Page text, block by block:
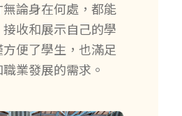
論身在何處，都能
收和展示自己的學
便了學生，也滿足
業發展的需求。